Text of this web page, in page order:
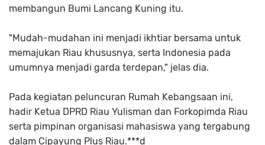
membangun Bumi Lancang Kuning itu.
"Mudah-mudahan ini menjadi ikhtiar bersama untuk
memajukan Riau khususnya, serta Indonesia pada
umumnya menjadi garda terdepan," jelas dia.
Pada kegiatan peluncuran Rumah Kebangsaan ini,
hadir Ketua DPRD Riau Yulisman dan Forkopimda Riau
serta pimpinan organisasi mahasiswa yang tergabung
dalam Cipayung Plus Riau.***d